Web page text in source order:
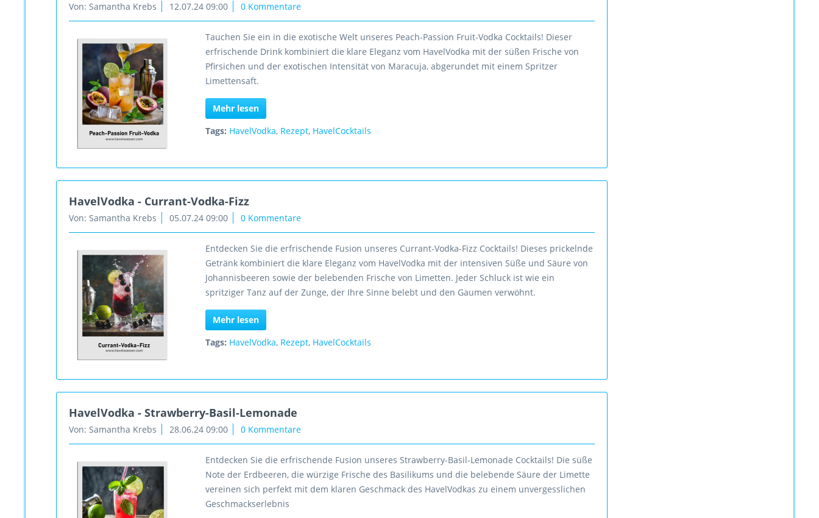
Von: Samantha Krebs 12.07.24 09:00 0 Kommentare
Tauchen Sie ein in die exotische Welt unseres Peach-Passion Fruit-Vodka Cocktails! Dieser
erfrischende Drink kombiniert die klare Eleganz vom HavelVodka mit der süßen Frische von
Pfirsichen und der exotischen Intensität von Maracuja, abgerundet mit einem Spritzer
Limettensaft.
Mehr lesen
Tags: HavelVodka, Rezept, HavelCocktails
HavelVodka - Currant-Vodka-Fizz
Von: Samantha Krebs 05.07.24 09:00 0 Kommentare
Entdecken Sie die erfrischende Fusion unseres Currant-Vodka-Fizz Cocktails! Dieses prickelnde
Getränk kombiniert die klare Eleganz vom HavelVodka mit der intensiven Süße und Säure von
Johannisbeeren sowie der belebenden Frische von Limetten. Jeder Schluck ist wie ein
spritziger Tanz auf der Zunge, der Ihre Sinne belebt und den Gaumen verwöhnt.
Mehr lesen
Tags: HavelVodka, Rezept, HavelCocktails
HavelVodka - Strawberry-Basil-Lemonade
Von: Samantha Krebs 28.06.24 09:00 0 Kommentare
Entdecken Sie die erfrischende Fusion unseres Strawberry-Basil-Lemonade Cocktails! Die süße
Note der Erdbeeren, die würzige Frische des Basilikums und die belebende Säure der Limette
vereinen sich perfekt mit dem klaren Geschmack des HavelVodkas zu einem unvergesslichen
Geschmackserlebnis